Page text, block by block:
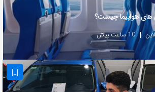
های هواپیما چیست؟
10 ساعت پیش